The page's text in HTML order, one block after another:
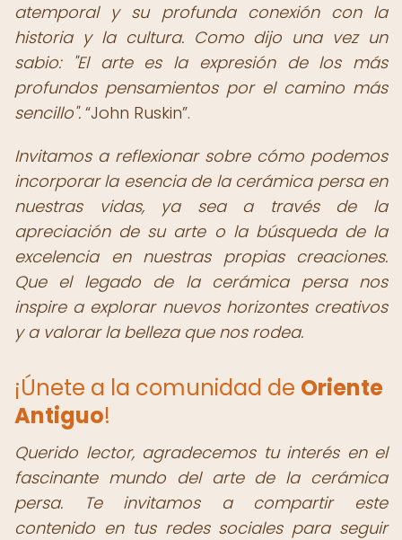
atemporal y su profunda conexión con la
historia y la cultura. Como dijo una vez un
sabio: "El arte es la expresión de los más
profundos pensamientos por el camino más
sencillo". John Ruskin .
Invitamos a reflexionar sobre cómo podemos
incorporar la esencia de la cerámica persa en
nuestras vidas, ya sea a través de la
apreciación de su arte o la búsqueda de la
excelencia en nuestras propias creaciones.
Que el legado de la cerámica persa nos
inspire a explorar nuevos horizontes creativos
y a valorar la belleza que nos rodea.
¡Únete a la comunidad de Oriente
Antiguo!
Querido lector, agradecemos tu interés en el
fascinante mundo del arte de la cerámica
persa. Te invitamos a compartir este
contenido en tus redes sociales para seguir